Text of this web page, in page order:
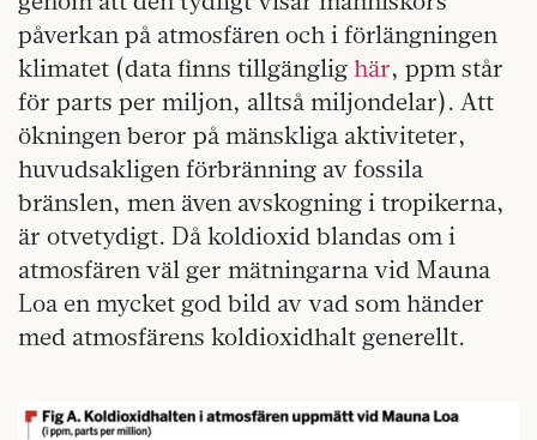
påverkan på atmosfären och i förlängningen
klimatet (data finns tillgänglig här, ppm står
för parts per miljon, alltså miljondelar). Att
ökningen beror på mänskliga aktiviteter,
huvudsakligen förbränning av fossila
bränslen, men även avskogning i tropikerna,
är otvetydigt. Då koldioxid blandas om i
atmosfären väl ger mätningarna vid Mauna
Loa en mycket god bild av vad som händer
med atmosfärens koldioxidhalt generellt.